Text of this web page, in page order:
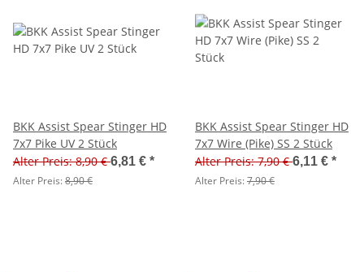
BKK Assist Spear Stinger HD
7x7 Pike UV 2 Stück
Alter Preis: 8,90 €6,81 € *
Alter Preis:8,90 €
BKK Assist Spear Stinger HD
7x7 Wire (Pike) SS 2 Stück
Alter Preis: 7,90 €6,11 € *
Alter Preis:7,90 €